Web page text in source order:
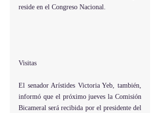
reside en el Congreso Nacional.
Visitas
El senador Arístides Victoria Yeb, también,
informó que el próximo jueves la Comisión
Bicameral será recibida por el presidente del